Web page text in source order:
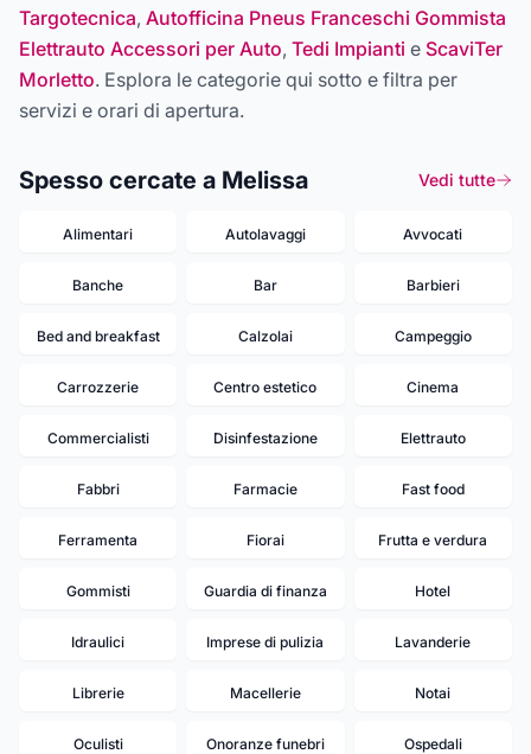
Targotecnica, Autofficina Pneus Franceschi Gommista
Elettrauto Accessori per Auto, Tedi Impianti e ScaviTer
Morletto. Esplora le categorie qui sotto e filtra per
servizi e orari di apertura.
Spesso cercate a Melissa Vedi tutte
Alimentari Autolavaggi Avvocati
Banche Bar Barbieri
Bed and breakfast Calzolai Campeggio
Carrozzerie Centro estetico Cinema
Commercialisti Disinfestazione Elettrauto
Fabbri Farmacie Fast food
Ferramenta Fiorai Frutta e verdura
Gommisti Guardia di finanza Hotel
Idraulici Imprese di pulizia Lavanderie
Librerie Macellerie Notai
Oculisti Onoranze funebri Ospedali